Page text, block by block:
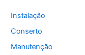
Instalação
Conserto
Manutenção